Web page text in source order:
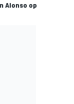
Alonso op